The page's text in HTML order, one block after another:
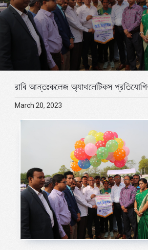
রাবি আন্তঃকলেজ অ্যাথলেটিকস
March 20, 2023